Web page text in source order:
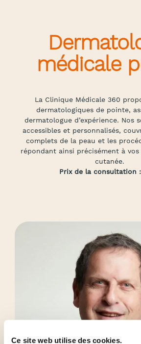
Ce site web utilise des cookies.
médicale
La Clinique Médicale 360
dermatologiques de pointe,
dermatologue d’expérience. Nos
accessibles et personnalisés,
complets de la peau et les
répondant ainsi précisément à
cutanée.
Prix de la consultation